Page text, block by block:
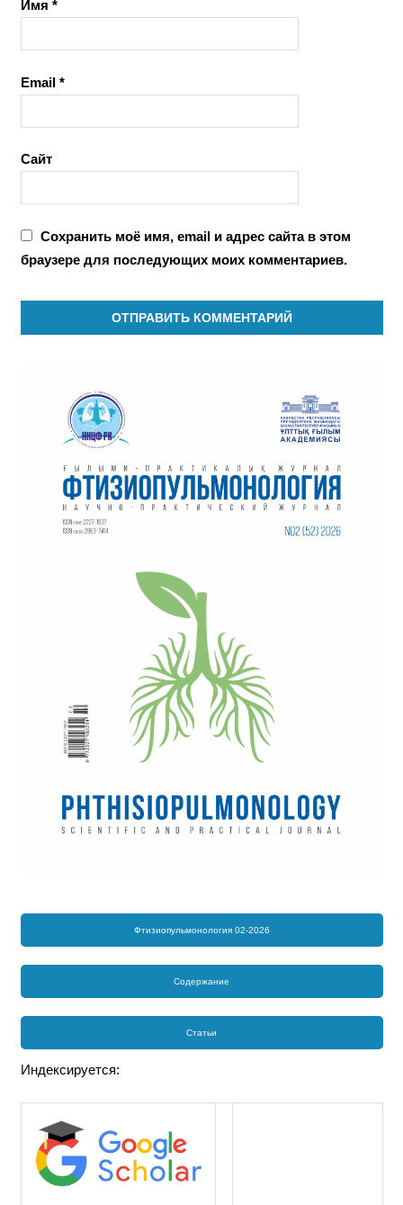
Имя *
Email *
Сайт
Сохранить моё имя, email и адрес сайта в этом
браузере для последующих моих комментариев.
Фтизиопульмонология 02-2026
Содержание
Статьи
Индексируется: